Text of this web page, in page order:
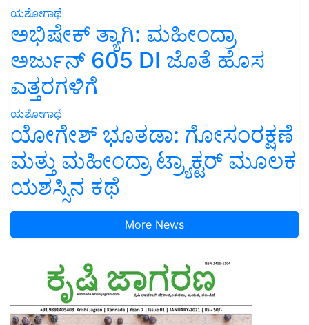
ಯಶೋಗಾಥೆ
ಅಭಿಷೇಕ್ ತ್ಯಾಗಿ: ಮಹೀಂದ್ರಾ
ಅರ್ಜುನ್ 605 DI ಜೊತೆ ಹೊಸ
ಎತ್ತರಗಳಿಗೆ
ಯಶೋಗಾಥೆ
ಯೋಗೇಶ್ ಭೂತಡಾ: ಗೋಸಂರಕ್ಷಣೆ
ಮತ್ತು ಮಹೀಂದ್ರಾ ಟ್ರ್ಯಾಕ್ಟರ್ ಮೂಲಕ
ಯಶಸ್ಸಿನ ಕಥೆ
More News